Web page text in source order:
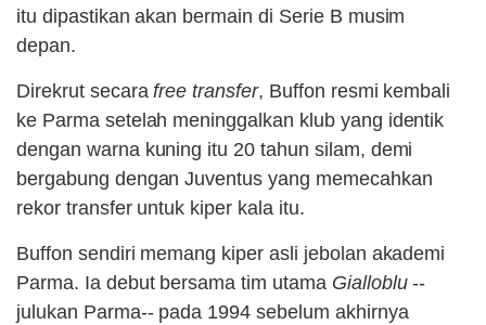
itu dipastikan akan bermain di Serie B musim
depan.
Direkrut secarafree transfer, Buffon resmi kembali
ke Parma setelah meninggalkan klub yang identik
dengan warna kuning itu 20 tahun silam, demi
bergabung dengan Juventus yang memecahkan
rekor transfer untuk kiper kala itu.
Buffon sendiri memang kiper asli jebolan akademi
Parma. Ia debut bersama tim utama Gialloblu--
julukan Parma-- pada 1994 sebelum akhirnya